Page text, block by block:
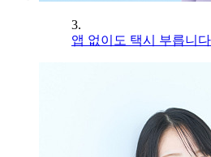
3.
앱 없이도 택시 부릅니